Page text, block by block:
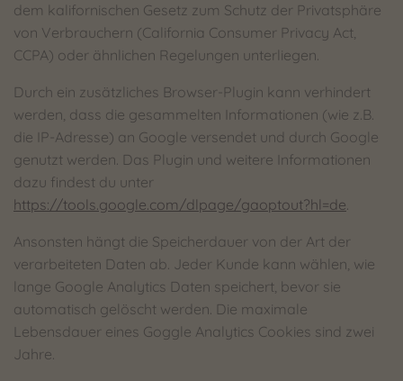
dem kalifornischen Gesetz zum Schutz der Privatsphäre
von Verbrauchern (California Consumer Privacy Act,
CCPA) oder ähnlichen Regelungen unterliegen.
Durch ein zusätzliches Browser-Plugin kann verhindert
werden, dass die gesammelten Informationen (wie z.B.
die IP-Adresse) an Google versendet und durch Google
genutzt werden. Das Plugin und weitere Informationen
dazu findest du unter
https://tools.google.com/dlpage/gaoptout?hl=de.
Ansonsten hängt die Speicherdauer von der Art der
verarbeiteten Daten ab. Jeder Kunde kann wählen, wie
lange Google Analytics Daten speichert, bevor sie
automatisch gelöscht werden. Die maximale
Lebensdauer eines Goggle Analytics Cookies sind zwei
Jahre.